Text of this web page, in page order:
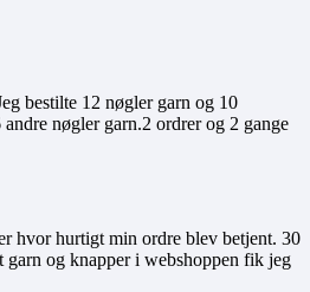
bestilte 12 nøgler garn og 10
nøgler garn.2 ordrer og 2 gange
hvor hurtigt min ordre blev betjent. 30
garn og knapper i webshoppen fik jeg